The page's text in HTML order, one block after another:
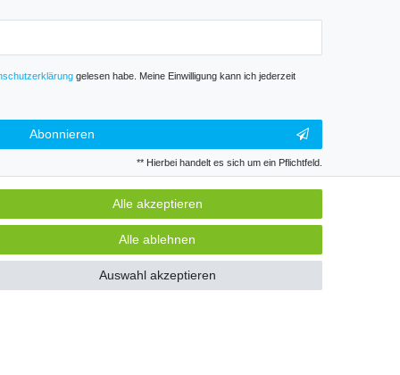
gelesen habe. Meine Einwilligung kann ich jederzeit
Abonnieren
** Hierbei handelt es sich um ein Pflichtfeld.
Kontakt
Alle akzeptieren
Alle ablehnen
Auswahl akzeptieren
Gewerbe. Preise zzgl. gesetzl. Mwst.